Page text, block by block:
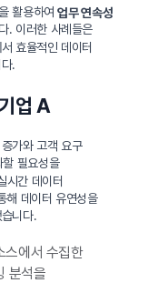
활용하여업무 연속성
. 이러한 사례들은
효율적인 데이터
.
업 A
가와 고객 요구
할 필요성을
시간 데이터
해 데이터 유연성을
니다.
에서 수집한
분석을